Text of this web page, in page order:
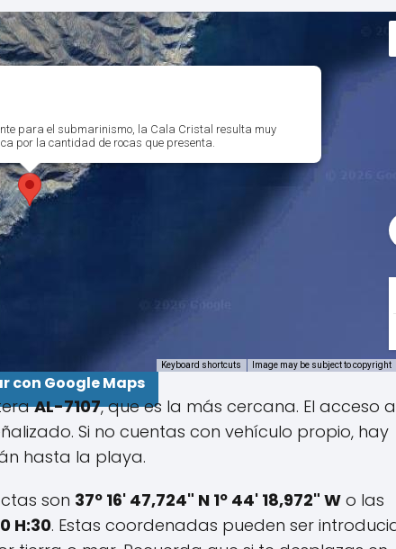
para el submarinismo, la Cala Cristal resulta muy
por la cantidad de rocas que presenta.
Keyboard shortcuts Image may be subject to copyright
con Google Maps
AL-7107, que es la más cercana. El acceso
Si no cuentas con vehículo propio, hay
hasta la playa.
son 37º 16' 47,724" N 1º 44' 18,972" W o las
H:30. Estas coordenadas pueden ser